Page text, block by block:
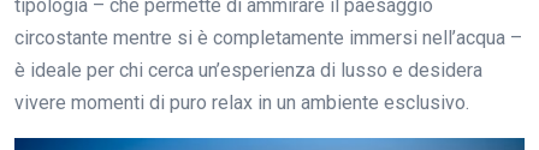
tipologia – che permette di ammirare il paesaggio
circostante mentre si è completamente immersi nell’acqua –
è ideale per chi cerca un’esperienza di lusso e desidera
vivere momenti di puro relax in un ambiente esclusivo.